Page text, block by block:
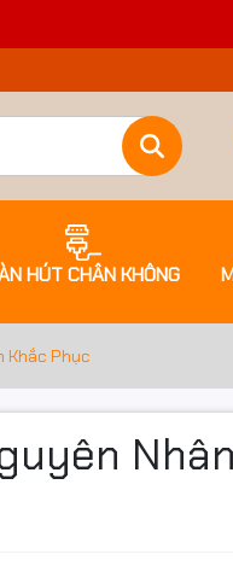
HÚT CHÂN KHÔNG
Khắc Phục
Nhân